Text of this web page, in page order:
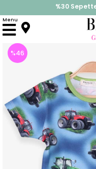
%30
İndirimlere ek
Menu
Anasayfa Pijama & İç Giyim
%46